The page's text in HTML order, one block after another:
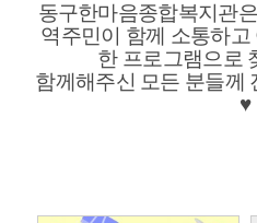
동구한마음종합복지관
역주민이 함께 소통하
한 프로그램으로
함께해주신 모든 분들께
♥